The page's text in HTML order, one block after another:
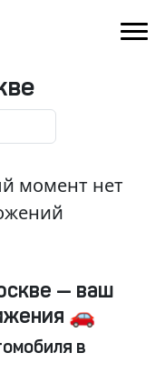
момент нет
— ваш
🚗
в